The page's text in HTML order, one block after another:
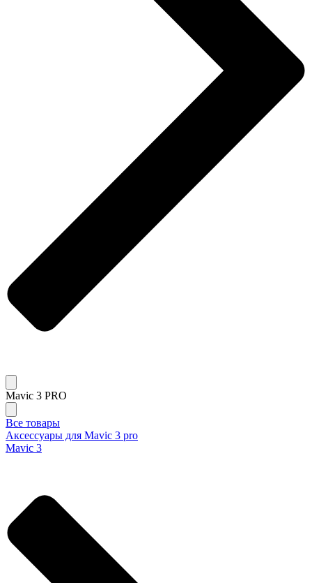
Mavic 3 PRO
Все товары
Аксессуары для Mavic 3 pro
Mavic 3